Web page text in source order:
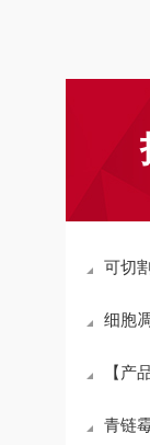
可切割
细胞
【产品资
青链